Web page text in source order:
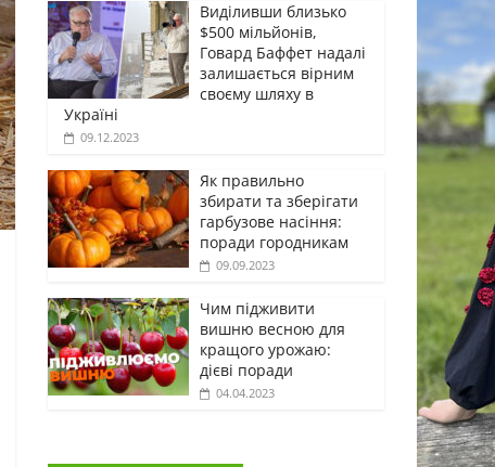
Виділивши близько
$500 мільйонів,
Говард Баффет надалі
залишається вірним
своєму шляху в
Україні
09.12.2023
Як правильно
збирати та зберігати
гарбузове насіння:
поради городникам
09.09.2023
Чим підживити
вишню весною для
кращого урожаю:
дієві поради
04.04.2023